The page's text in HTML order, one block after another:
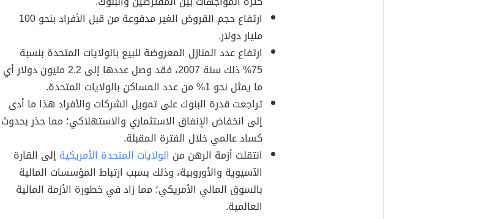
ارتفاع حجم القروض الغير مدفوعة من قبل الأفراد بنحو 100
مليار دولار.
ارتفاع عدد المنازل المعروضة للبيع بالولايات المتحدة بنسبة
75% ذلك سنة 2007، فقد وصل عددها إلى 2.2 مليون دولار أي
ما يمثل نحو 1% من عدد المساكن بالولايات المتحدة.
تراجعت قدرة البنوك على تمويل الشركات والأفراد هذا ما أدى
إلى انخفاض الإنفاق الاستثماري والاستهلاكي؛ مما حذر بحدوث
كساد عالمي خلال الفترة المقبلة.
انتقلت أزمة الرهن من الولايات المتحدة الأمريكية إلى القارة
الآسيوية والأوروبية، وذلك بسبب ارتباط المؤسسات المالية
بالسوق المالي الأمريكي؛ مما زاد في خطورة الأزمة المالية
العالمية.